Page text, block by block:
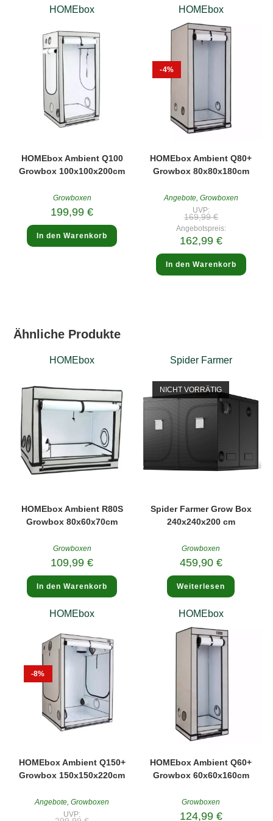
HOMEbox
HOMEbox Ambient Q100
Growbox 100x100x200cm
Growboxen
199,99€
In den Warenkorb
HOMEbox
-4%
HOMEbox Ambient Q80+
Growbox 80x80x180cm
Angebote, Growboxen
UVP:
169,99€
Preis
war:
169,99 €
Angebotspreis:
162,99 €Aktueller
Preis
ist:
162,99 €.
In den Warenkorb
Ähnliche Produkte
HOMEbox
HOMEbox Ambient R80S
Growbox 80x60x70cm
Growboxen
109,99€
In den Warenkorb
Spider Farmer
NICHT VORRÄTIG
Spider Farmer Grow Box
240x240x200 cm
Growboxen
459,90 €
Weiterlesen
HOMEbox
-8%
HOMEbox Ambient Q150+
Growbox 150x150x220cm
Angebote,Growboxen
UVP:
HOMEbox
HOMEbox Ambient Q60+
Growbox 60x60x160cm
Growboxen
124,99 €